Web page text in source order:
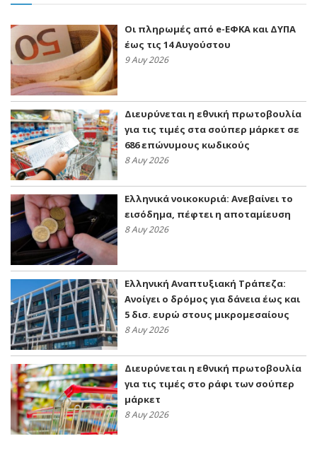
Οι πληρωμές από e-ΕΦΚΑ και ΔΥΠΑ
έως τις 14 Αυγούστου
9 Αυγ 2026
Διευρύνεται η εθνική πρωτοβουλία
για τις τιμές στα σούπερ μάρκετ σε
686 επώνυμους κωδικούς
8 Αυγ 2026
Ελληνικά νοικοκυριά: Ανεβαίνει το
εισόδημα, πέφτει η αποταμίευση
8 Αυγ 2026
Ελληνική Αναπτυξιακή Τράπεζα:
Ανοίγει ο δρόμος για δάνεια έως και
5 δισ. ευρώ στους μικρομεσαίους
8 Αυγ 2026
Διευρύνεται η εθνική πρωτοβουλία
για τις τιμές στο ράφι των σούπερ
μάρκετ
8 Αυγ 2026